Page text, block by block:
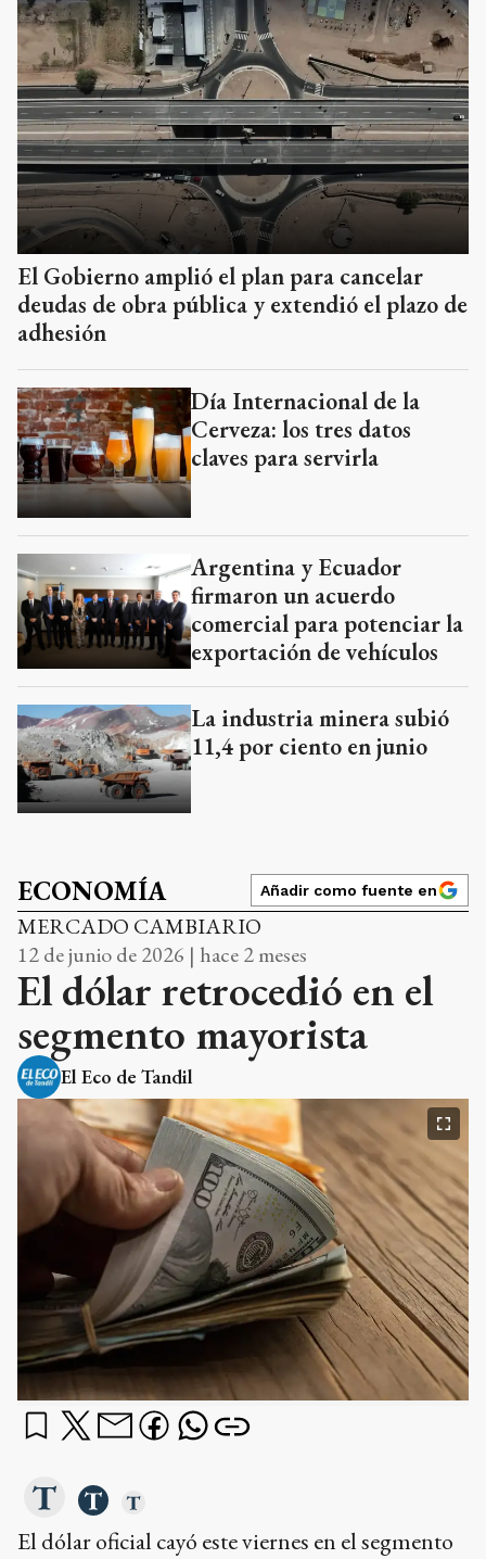
El Gobierno amplió el plan para cancelar
deudas de obra pública y extendió el plazo de
adhesión
Día Internacional de la
Cerveza: los tres datos
claves para servirla
Argentina y Ecuador
firmaron un acuerdo
comercial para potenciar la
exportación de vehículos
La industria minera subió
11,4 por ciento en junio
ECONOMÍA Añadir como fuente en
MERCADO CAMBIARIO
12 de junio de 2026 | hace 2 meses
El dólar retrocedió en el
segmento mayorista
El Eco de Tandil
El dólar oficial cayó este viernes en el segmento